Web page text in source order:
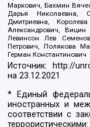
Маркович, Бахмин
Дарья Николаевна,
Дмитриевна,
Александрович,
Левинсон Лев
Петрович, Полякова
Герман Константинович
Источник: http://
на23.12.2021
* Единый
иностранных и
соответствии с
террористическими: